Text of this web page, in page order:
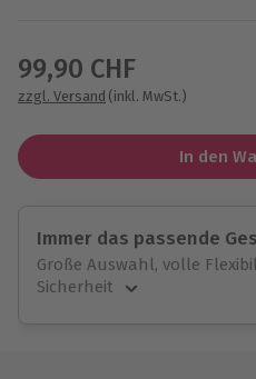
99,90 CHF
zzgl. Versand (inkl. MwSt.)
In den
Immer das passende
Große Auswahl, volle
Sicherheit